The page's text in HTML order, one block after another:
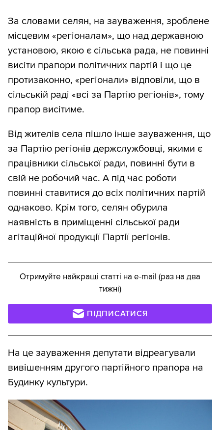
За словами селян, на зауваження, зроблене
місцевим «регіоналам», що над державною
установою, якою є сільська рада, не повинні
висіти прапори політичних партій і що це
протизаконно, «регіонали» відповіли, що в
сільській раді «всі за Партію регіонів», тому
прапор висітиме.
Від жителів села пішло інше зауваження, що
за Партію регіонів держслужбовці, якими є
працівники сільської ради, повинні бути в
свій не робочий час. А під час роботи
повинні ставитися до всіх політичних партій
однаково. Крім того, селян обурила
наявність в приміщенні сільської ради
агітаційної продукції Партії регіонів.
Отримуйте найкращі статті на e-mail (раз на два
тижні)
ПІДПИСАТИСЯ
На це зауваження депутати відреагували
вивішенням другого партійного прапора на
Будинку культури.